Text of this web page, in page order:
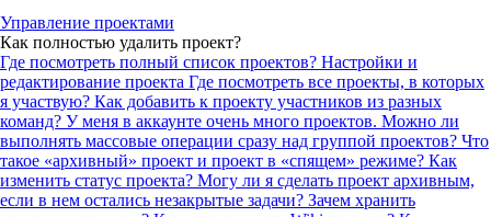
Управление проектами
Как полностью удалить проект?
Где посмотреть полный список проектов? Настройки и
редактирование проекта Где посмотреть все проекты, в которых
я участвую? Как добавить к проекту участников из разных
команд? У меня в аккаунте очень много проектов. Можно ли
выполнять массовые операции сразу над группой проектов? Что
такое «архивный» проект и проект в «спящем» режиме? Как
изменить статус проекта? Могу ли я сделать проект архивным,
если в нем остались незакрытые задачи? Зачем хранить